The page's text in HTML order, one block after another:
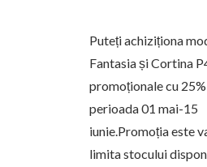
Puteți achiziționa
Fantasia și Cortina
promoționale cu
perioada 01 mai-15
iunie.Promoția este
limita stocului